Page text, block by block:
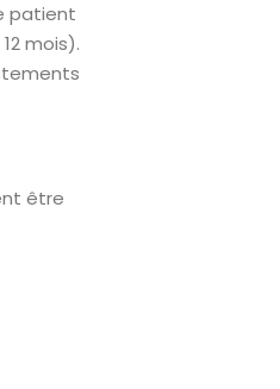
patient
mois).
être